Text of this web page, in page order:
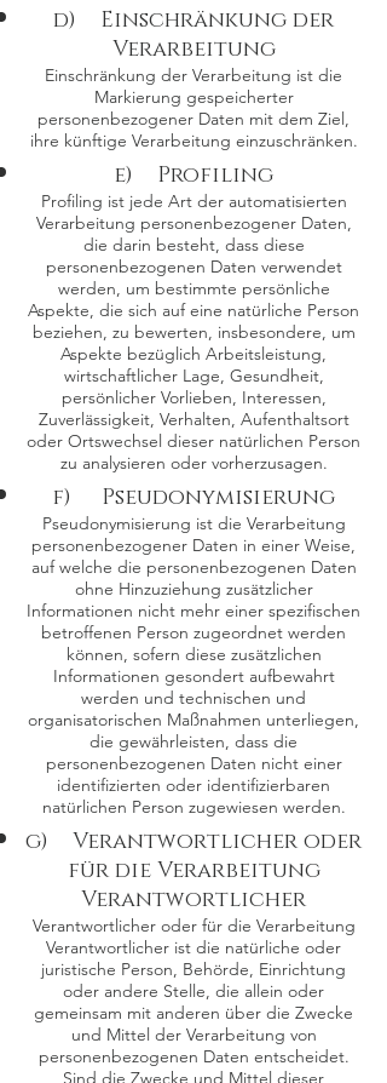
d) Einschränkung der
Verarbeitung
Einschränkung der Verarbeitung ist die
Markierung gespeicherter
personenbezogener Daten mit dem Ziel,
ihre künftige Verarbeitung einzuschränken.
e) Profiling
Profiling ist jede Art der automatisierten
Verarbeitung personenbezogener Daten,
die darin besteht, dass diese
personenbezogenen Daten verwendet
werden, um bestimmte persönliche
Aspekte, die sich auf eine natürliche Person
beziehen, zu bewerten, insbesondere, um
Aspekte bezüglich Arbeitsleistung,
wirtschaftlicher Lage, Gesundheit,
persönlicher Vorlieben, Interessen,
Zuverlässigkeit, Verhalten, Aufenthaltsort
oder Ortswechsel dieser natürlichen Person
zu analysieren oder vorherzusagen.
f) Pseudonymisierung
Pseudonymisierung ist die Verarbeitung
personenbezogener Daten in einer Weise,
auf welche die personenbezogenen Daten
ohne Hinzuziehung zusätzlicher
Informationen nicht mehr einer spezifischen
betroffenen Person zugeordnet werden
können, sofern diese zusätzlichen
Informationen gesondert aufbewahrt
werden und technischen und
organisatorischen Maßnahmen unterliegen,
die gewährleisten, dass die
personenbezogenen Daten nicht einer
identifizierten oder identifizierbaren
natürlichen Person zugewiesen werden.
g) Verantwortlicher oder
für die Verarbeitung
Verantwortlicher
Verantwortlicher oder für die Verarbeitung
Verantwortlicher ist die natürliche oder
juristische Person, Behörde, Einrichtung
oder andere Stelle, die allein oder
gemeinsam mit anderen über die Zwecke
und Mittel der Verarbeitung von
personenbezogenen Daten entscheidet.
Sind die Zwecke und Mittel dieser